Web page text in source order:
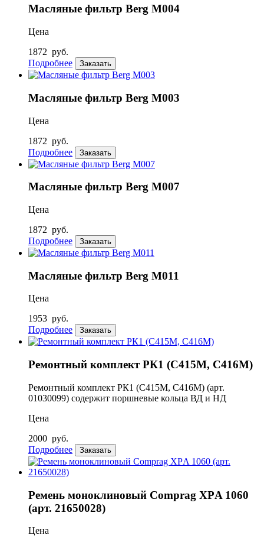
Масляные фильтр Berg М004
Цена
1872 руб.
Подробнее
Заказать
Масляные фильтр Berg М003
Цена
1872 руб.
Подробнее
Заказать
Масляные фильтр Berg М007
Цена
1872 руб.
Подробнее
Заказать
Масляные фильтр Berg М011
Цена
1953 руб.
Подробнее
Заказать
Ремонтный комплект РК1 (С415М, С416М)
Ремонтный комплект РК1 (С415М, С416М) (арт.
01030099) содержит поршневые кольца ВД и НД
Цена
2000 руб.
Подробнее
Заказать
Ремень моноклиновый Comprag XРA 1060
(арт. 21650028)
Цена